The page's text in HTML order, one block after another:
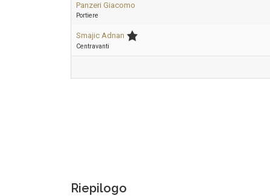
Panzeri Giacomo
Portiere
Smajic Adnan
Centravanti
Riepilogo